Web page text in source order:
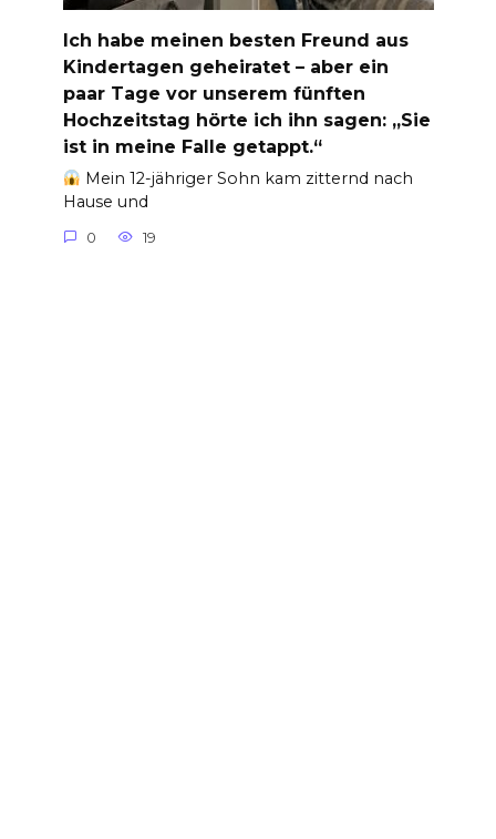
Ich habe meinen besten Freund aus
Kindertagen geheiratet – aber ein
paar Tage vor unserem fünften
Hochzeitstag hörte ich ihn sagen: „Sie
ist in meine Falle getappt.“
Mein 12-jähriger Sohn kam zitternd nach
Hause und
0 19